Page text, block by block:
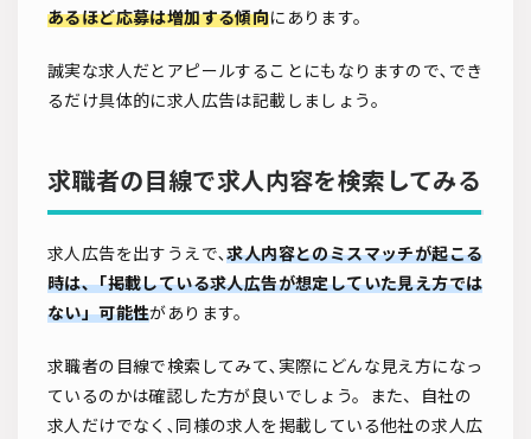
あるほど応募は増加する傾向にあります。
誠実な求人だとアピールすることにもなりますので､でき
るだけ具体的に求人広告は記載しましょう。
求職者の目線で求人内容を検索してみる
求人広告を出すうえで､求人内容とのミスマッチが起こる
時は､「掲載している求人広告が想定していた見え方では
ない」可能性があります。
求職者の目線で検索してみて､実際にどんな見え方になっ
ているのかは確認した方が良いでしょう。また、自社の
求人だけでなく､同様の求人を掲載している他社の求人広